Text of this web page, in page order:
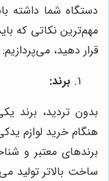
دستگاه شما داشته
مهم‌ترین نکاتی که
قرار دهید، می‌پردازیم:
برند:
بدون تردید، برند
هنگام خرید لوازم
برندهای معتبر و
ساخت بالاتر تولید